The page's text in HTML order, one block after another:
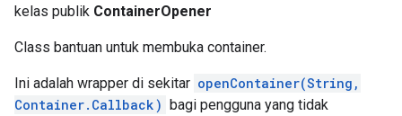
kelas publik ContainerOpener
Class bantuan untuk membuka container.
Ini adalah wrapper di sekitar openContainer(String,
Container.Callback) bagi pengguna yang tidak